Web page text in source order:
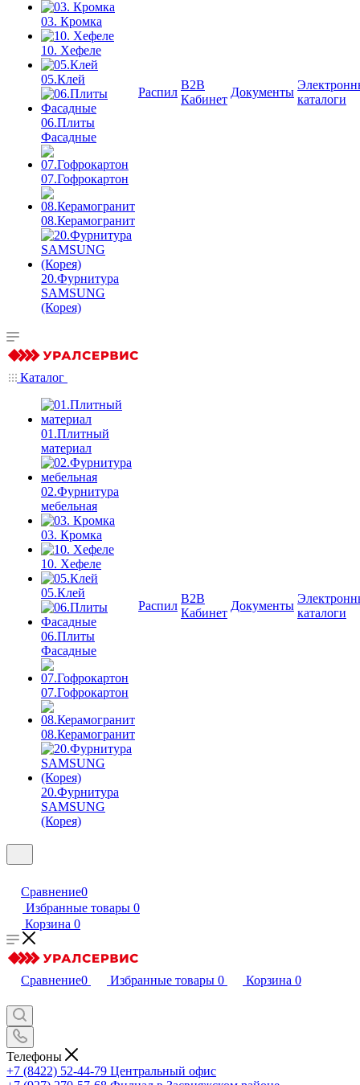
03. Кромка
10. Хефеле
05.Клей
06.Плиты
Фасадные
07.Гофрокартон
08.Керамогранит
20.Фурнитура
SAMSUNG
(Корея)
Распил
B2B
Кабинет
Документы
каталоги
Каталог
01.Плитный
материал
02.Фурнитура
мебельная
03. Кромка
10. Хефеле
05.Клей
06.Плиты
Фасадные
07.Гофрокартон
08.Керамогранит
20.Фурнитура
SAMSUNG
(Корея)
Распил
B2B
Кабинет
Документы
каталоги
Сравнение0
Избранные товары 0
Корзина 0
Сравнение0 Избранные товары 0 Корзина 0
Телефоны
+7 (8422) 52-44-79 Центральный офис